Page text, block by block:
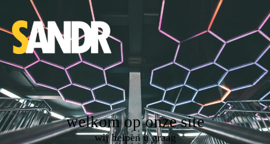
welkom op onze site
wij helpen u graag